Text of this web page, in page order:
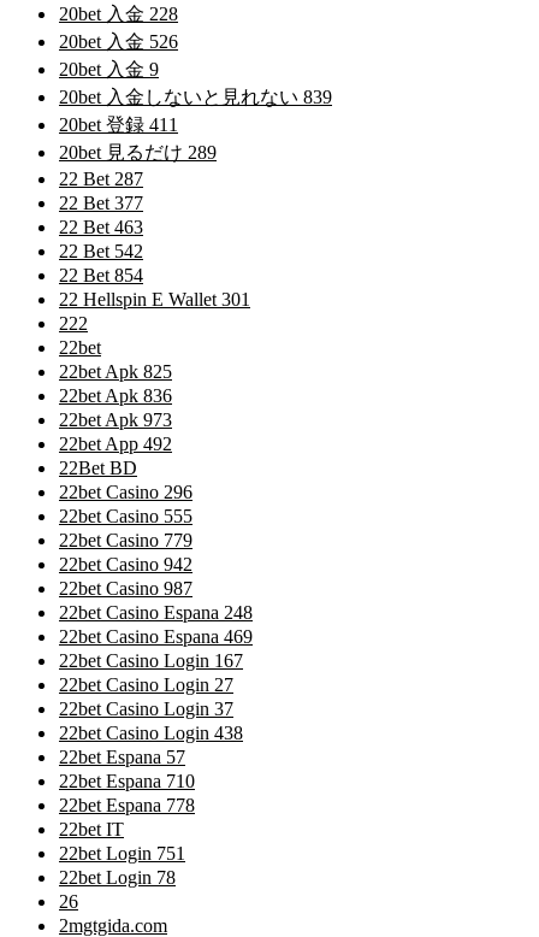
20bet 入金 228
20bet 入金 526
20bet 入金 9
20bet 入金しないと見れない 839
20bet 登録 411
20bet 見るだけ 289
22 Bet 287
22 Bet 377
22 Bet 463
22 Bet 542
22 Bet 854
22 Hellspin E Wallet 301
222
22bet
22bet Apk 825
22bet Apk 836
22bet Apk 973
22bet App 492
22Bet BD
22bet Casino 296
22bet Casino 555
22bet Casino 779
22bet Casino 942
22bet Casino 987
22bet Casino Espana 248
22bet Casino Espana 469
22bet Casino Login 167
22bet Casino Login 27
22bet Casino Login 37
22bet Casino Login 438
22bet Espana 57
22bet Espana 710
22bet Espana 778
22bet IT
22bet Login 751
22bet Login 78
26
2mgtgida.com